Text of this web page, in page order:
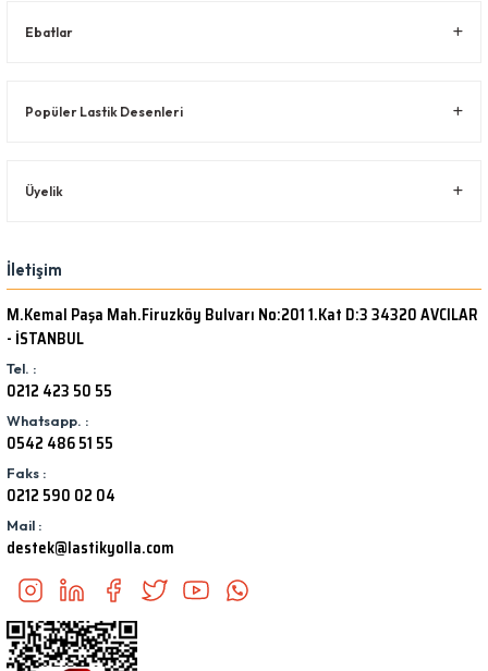
Ebatlar
Popüler Lastik Desenleri
Üyelik
İletişim
M.Kemal Paşa Mah.Firuzköy Bulvarı No:201 1.Kat D:3 34320 AVCILAR
- İSTANBUL
Tel. :
0212 423 50 55
Whatsapp. :
0542 486 51 55
Faks :
0212 590 02 04
Mail :
destek@lastikyolla.com